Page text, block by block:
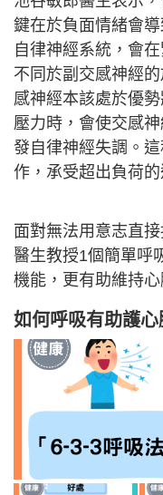
鍵在於負面情緒會
自律神經系統，會
不同於副交感神經
感神經本該處於優
壓力時，會使交感
發自律神經失調。
作，承受超出負荷的
面對無法用意志直
醫生教授1個簡單呼
機能，更有助維持心
如何呼吸有助護心